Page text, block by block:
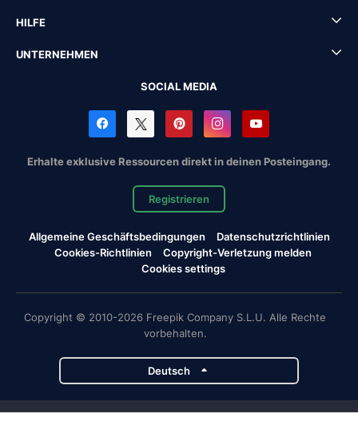
HILFE
UNTERNEHMEN
SOCIAL MEDIA
Erhalte exklusive Ressourcen direkt in deinen Posteingang.
Registrieren
Allgemeine Geschäftsbedingungen
Datenschutzrichtlinien
Cookies-Richtlinien
Copyright-Verletzung melden
Cookies settings
Copyright © 2010-2026 Freepik Company S.L.U. Alle Rechte
vorbehalten.
Deutsch